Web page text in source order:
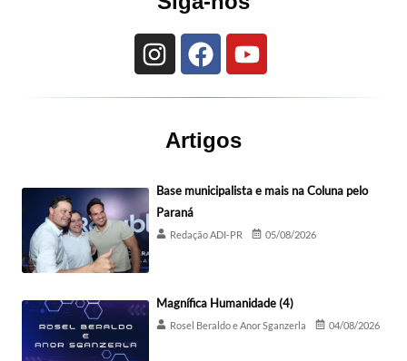
Artigos
Base municipalista e mais na Coluna pelo
Paraná
Redação ADI-PR 05/08/2026
Magnífica Humanidade (4)
Rosel Beraldo e Anor Sganzerla 04/08/2026